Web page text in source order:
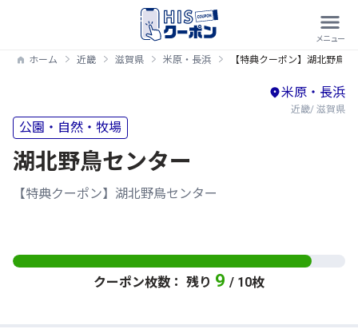
ホーム 近畿 滋賀県 米原・長浜 【特典クーポン】湖北野鳥セ
米原・長浜
近畿/ 滋賀県
公園・自然・牧場
湖北野鳥センター
【特典クーポン】湖北野鳥センター
クーポン枚数： 残り 9 / 10枚